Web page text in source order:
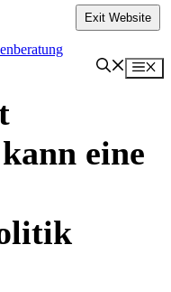
Exit Website
eine